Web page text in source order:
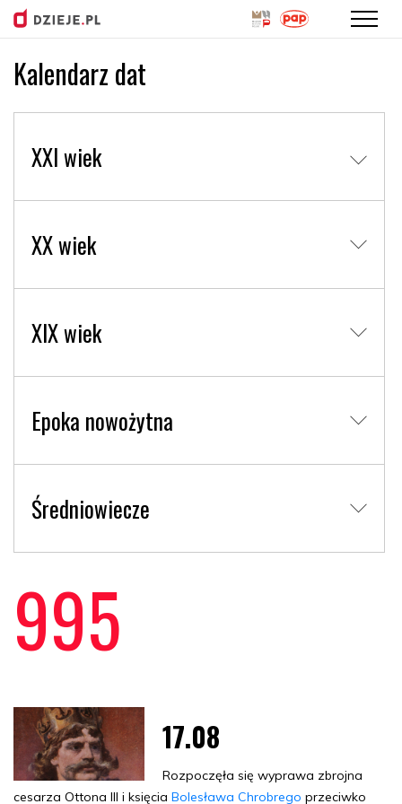
Kalendarz dat
995
17.08
Rozpoczęła się wyprawa zbrojna
cesarza Ottona III i księcia Bolesława Chrobrego przeciwko
XXI wiek
XX wiek
XIX wiek
Epoka nowożytna
Średniowiecze